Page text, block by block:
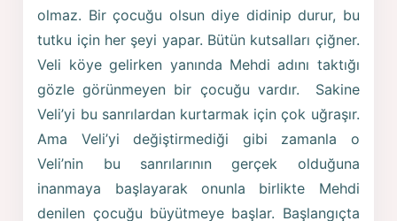
olmaz. Bir çocuğu olsun diye didinip durur, bu
tutku için her şeyi yapar. Bütün kutsalları çiğner.
Veli köye gelirken yanında Mehdi adını taktığı
gözle görünmeyen bir çocuğu vardır. Sakine
Veli’yi bu sanrılardan kurtarmak için çok uğraşır.
Ama Veli’yi değiştirmediği gibi zamanla o
Veli’nin bu sanrılarının gerçek olduğuna
inanmaya başlayarak onunla birlikte Mehdi
denilen çocuğu büyütmeye başlar. Başlangıçta